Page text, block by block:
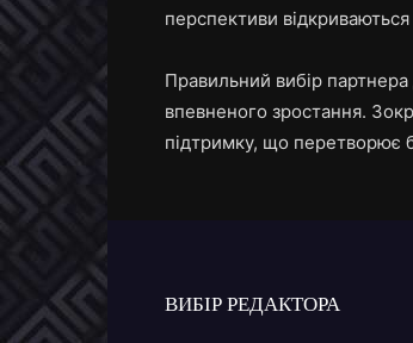
перспективи відкриваються
Правильний вибір
впевненого зростання.
підтримку, що перетворює
ВИБІР РЕДАКТОРА